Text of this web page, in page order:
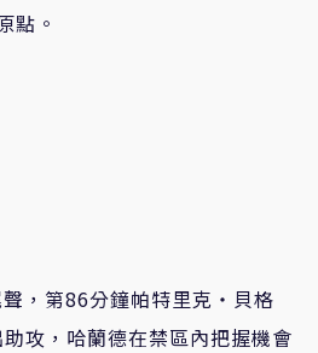
點。
，第86分鐘帕特里克・貝格
攻，哈蘭德在禁區內把握機會